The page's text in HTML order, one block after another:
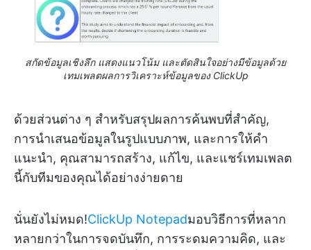
สกัดข้อมูลเชิงลึก แสดงแนวโน้ม และตัดสินใจอย่างมีข้อมูลด้วย
เทมเพลตผลการวิเคราะห์ข้อมูลของ ClickUp
ด้วยส่วนต่าง ๆ สำหรับสรุปผลการค้นพบที่สำคัญ,
การนำเสนอข้อมูลในรูปแบบภาพ, และการให้คำ
แนะนำ, คุณสามารถสร้าง, แก้ไข, และแชร์เทมเพลต
นี้กับทีมของคุณได้อย่างง่ายดาย
นั่นยังไม่หมด!ClickUp Notepadมอบวิธีการที่หลาก
หลายกว่าในการจดบันทึก, การระดมความคิด, และ